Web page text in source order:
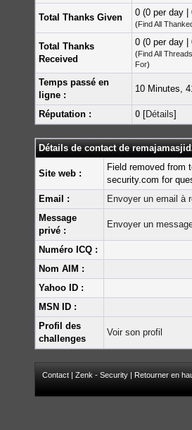
Total Thanks Given 0 (0 per day |
(Find All
Total Thanks
Received
0 (0 per day |
(Find All
For)
Temps passé en
ligne :
10 Minutes,
Réputation : 0 [Détails]
Détails de contact de
Site web :
Field removed from
security.com for
Email :
Envoyer un email à
Message
privé :
Envoyer un
Numéro ICQ :
Nom AIM :
Yahoo ID :
MSN ID :
Profil des
challenges
Voir son profil
Contact | Zenk - Security | Retourner en